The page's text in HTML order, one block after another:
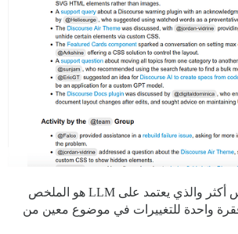
الجزء الذي يحبه الناس أكثر والذي يعتمد على LLM هو الملخص
واحدة للتغييرات في موضوع معين من